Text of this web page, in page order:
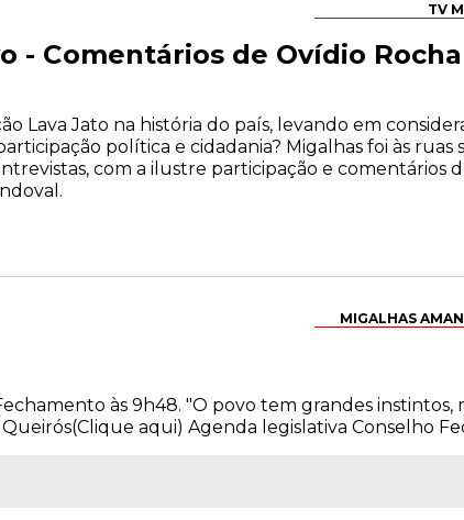
TV
- Comentários de Ovídio Rocha
Lava Jato na história do país, levando em
política e cidadania? Migalhas foi às ruas
com a ilustre participação e comentários
MIGALHAS
às 9h48. "O povo tem grandes instintos,
aqui) Agenda legislativa Conselho